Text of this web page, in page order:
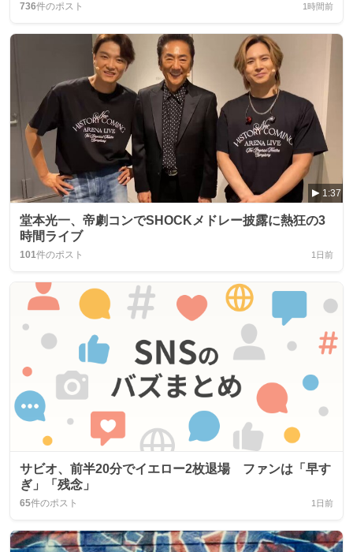
736件のポスト 1時間前
1:37
堂本光一、帝劇コンでSHOCKメドレー披露に熱狂の3
時間ライブ
101件のポスト 1日前
サビオ、前半20分でイエロー2枚退場 ファンは「早す
ぎ」「残念」
65件のポスト 1日前